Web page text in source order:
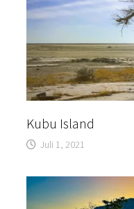
Kubu Island
Juli 1, 2021